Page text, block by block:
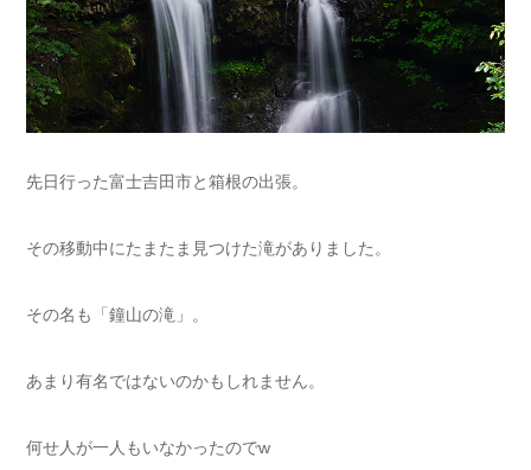
先日行った富士吉田市と箱根の出張。
その移動中にたまたま見つけた滝がありました。
その名も「鐘山の滝」。
あまり有名ではないのかもしれません。
何せ人が一人もいなかったのでw